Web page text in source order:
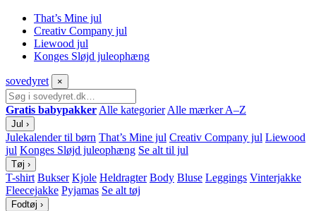
That’s Mine jul
Creativ Company jul
Liewood jul
Konges Sløjd juleophæng
sovedyret ×
Gratis babypakker Alle kategorier Alle mærker A–Z
Jul ›
Julekalender til børn That’s Mine jul Creativ Company jul Liewood
jul Konges Sløjd juleophæng Se alt til jul
Tøj ›
T-shirt Bukser Kjole Heldragter Body Bluse Leggings Vinterjakke
Fleecejakke Pyjamas Se alt tøj
Fodtøj ›